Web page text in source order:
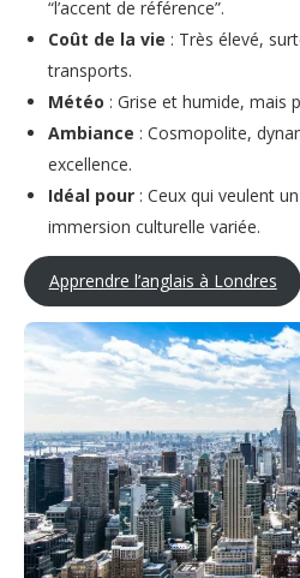
“l’accent de référence”.
Coût de la vie : Très élevé,
transports.
Météo : Grise et humide, mais
Ambiance : Cosmopolite,
excellence.
Idéal pour : Ceux qui veulent
immersion culturelle variée.
Apprendre l’anglais à Londres